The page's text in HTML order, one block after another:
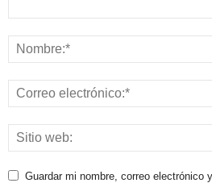
Guardar mi nombre, correo electrónico